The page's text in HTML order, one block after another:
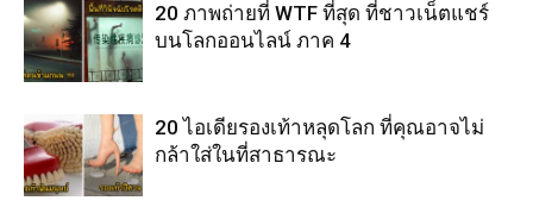
20 ภาพถ่ายที่ WTF ที่สุด ที่ชาวเน็ตแชร์
บนโลกออนไลน์ ภาค 4
20 ไอเดียรองเท้าหลุดโลก ที่คุณอาจไม่
กล้าใส่ในที่สาธารณะ